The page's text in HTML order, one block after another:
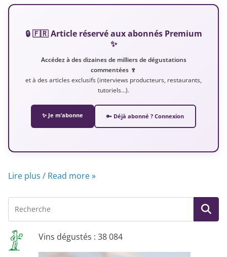
🔒 🇫🇷 Article réservé aux abonnés Premium
✨
Accédez à des dizaines de milliers de dégustations
commentées 🍷
et à des articles exclusifs (interviews producteurs, restaurants,
tutoriels…).
✨ Je m’abonne 🔑 Déjà abonné ? Connexion
Lire plus / Read more »
Vins dégustés : 38 084